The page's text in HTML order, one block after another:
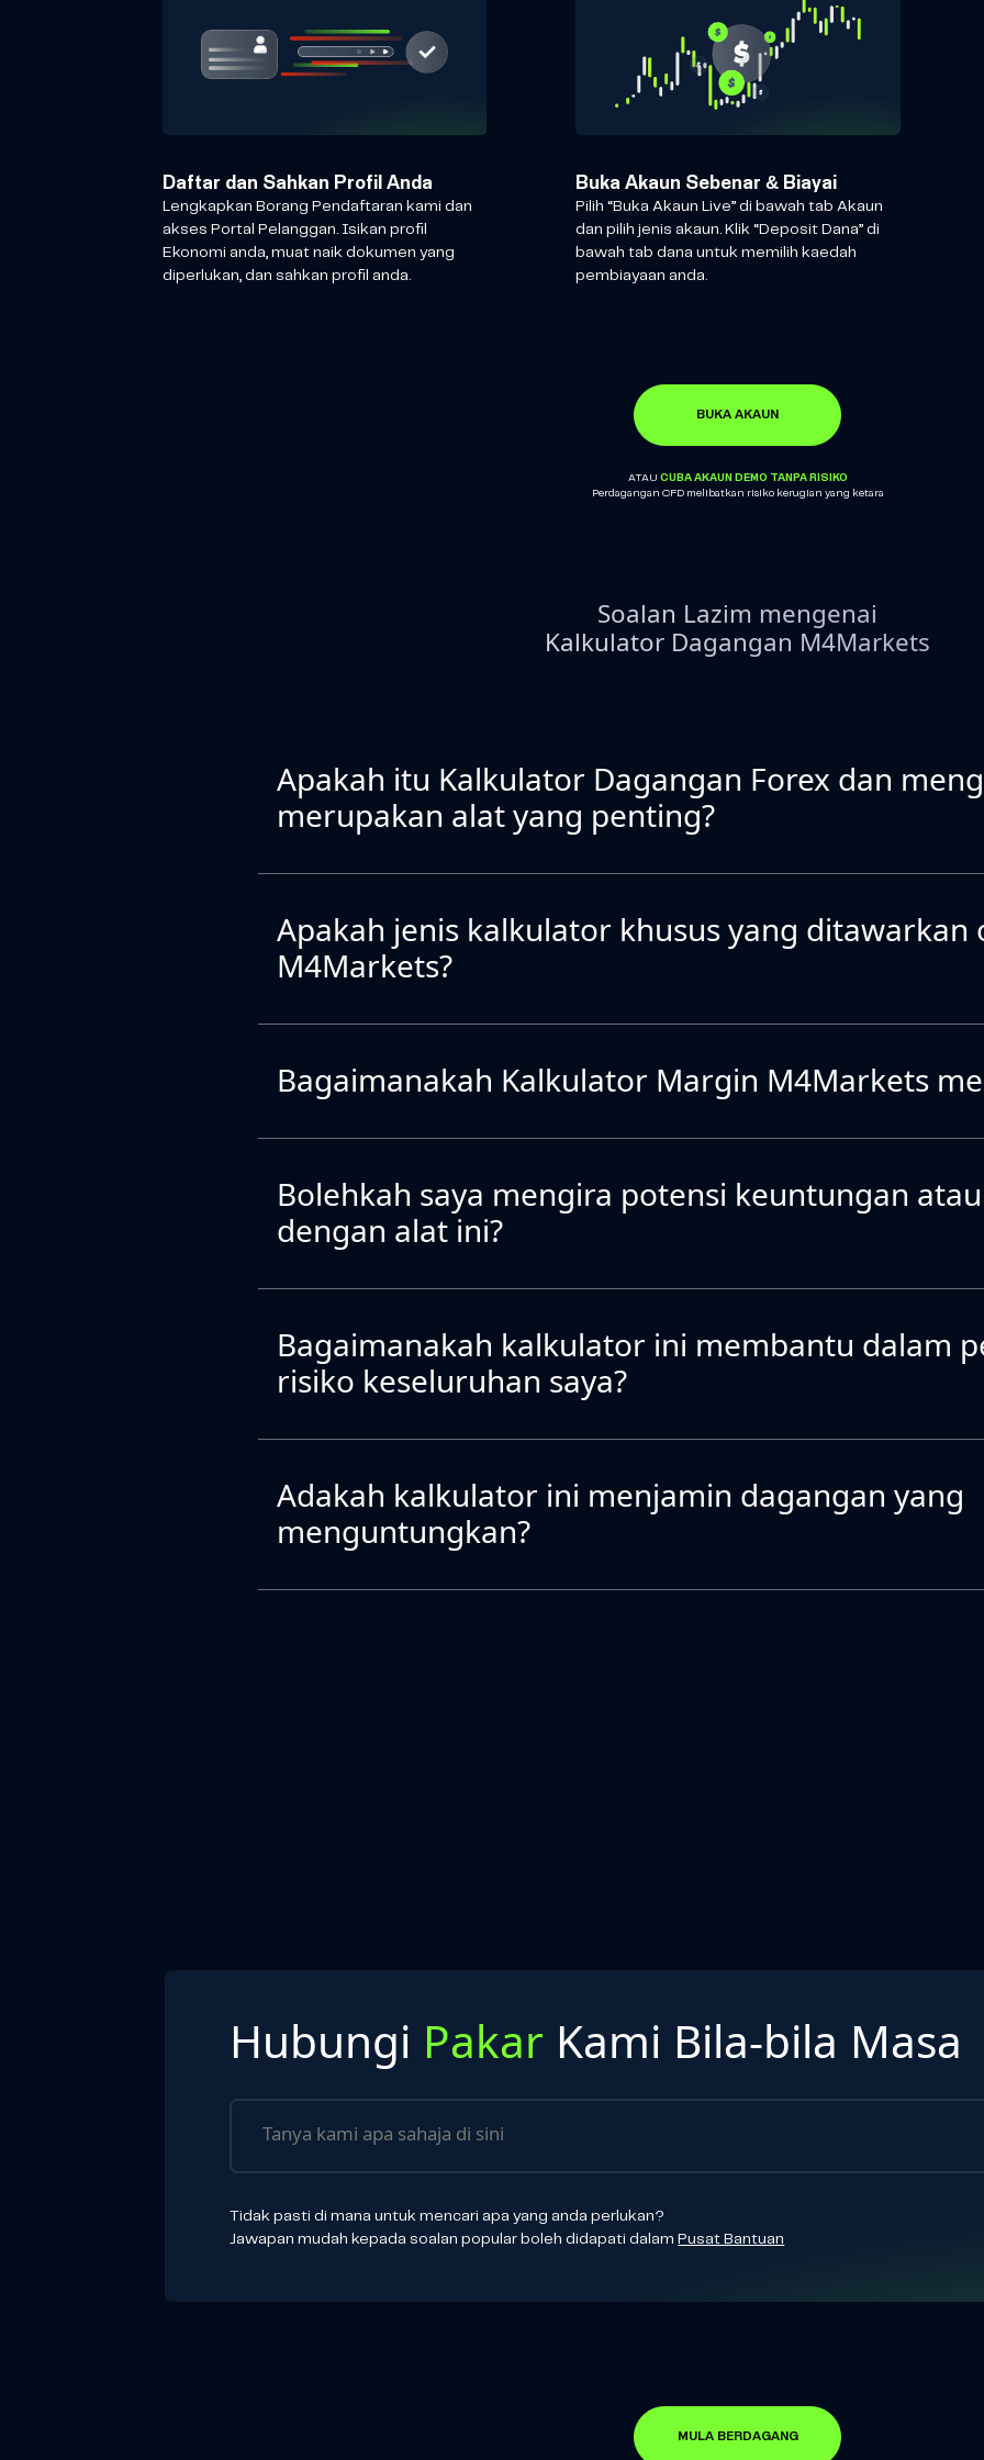
Daftar dan Sahkan Profil Anda
Lengkapkan Borang Pendaftaran kami dan
akses Portal Pelanggan. Isikan profil
Ekonomi anda, muat naik dokumen yang
diperlukan, dan sahkan profil anda.
Buka Akaun Sebenar & Biayai
Pilih “Buka Akaun Live” di bawah tab Akaun
dan pilih jenis akaun. Klik “Deposit Dana” di
bawah tab dana untuk memilih kaedah
pembiayaan anda.
BUKA AKAUN
ATAU CUBA AKAUN DEMO TANPA RISIKO
Perdagangan CFD melibatkan risiko kerugian yang ketara
Soalan Lazim mengenai
Kalkulator Dagangan M4Markets
Apakah itu Kalkulator Dagangan Forex dan
merupakan alat yang penting?
Apakah jenis kalkulator khusus yang ditawarkan
M4Markets?
Bagaimanakah Kalkulator Margin M4Markets
Bolehkah saya mengira potensi keuntungan
dengan alat ini?
Bagaimanakah kalkulator ini membantu dalam
risiko keseluruhan saya?
Adakah kalkulator ini menjamin dagangan yang
menguntungkan?
Hubungi Pakar Kami Bila-bila Masa
Tidak pasti di mana untuk mencari apa yang anda perlukan?
Jawapan mudah kepada soalan popular boleh didapati dalam Pusat Bantuan
MULA BERDAGANG